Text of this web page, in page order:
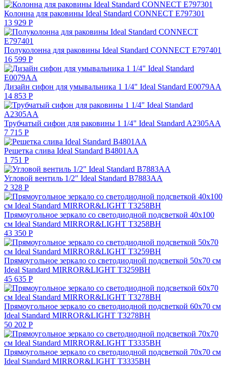
Колонна для раковины Ideal Standard CONNECT E797301
13 929 Р
Полуколонна для раковины Ideal Standard CONNECT E797401
16 599 Р
Дизайн сифон для умывальника 1 1/4" Ideal Standard E0079AA
14 853 Р
Трубчатый сифон для раковины 1 1/4" Ideal Standard A2305AA
7 715 Р
Решетка слива Ideal Standard B4801AA
1 751 Р
Угловой вентиль 1/2" Ideal Standard B7883AA
2 328 Р
Прямоугольное зеркало со светодиодной подсветкой 40х100
см Ideal Standard MIRROR&LIGHT T3258BH
43 350 Р
Прямоугольное зеркало со светодиодной подсветкой 50х70 см
Ideal Standard MIRROR&LIGHT T3259BH
45 635 Р
Прямоугольное зеркало со светодиодной подсветкой 60х70 см
Ideal Standard MIRROR&LIGHT T3278BH
50 202 Р
Прямоугольное зеркало со светодиодной подсветкой 70х70 см
Ideal Standard MIRROR&LIGHT T3335BH